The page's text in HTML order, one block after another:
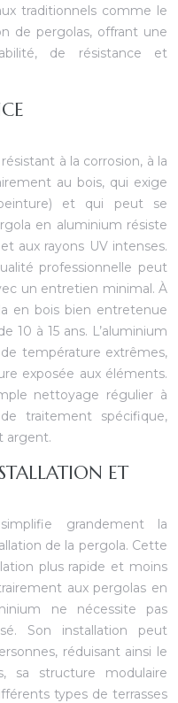
traditionnels comme le
de pergolas, offrant une
de résistance et
à la corrosion, à la
au bois, qui exige
et qui peut se
en aluminium résiste
aux rayons UV intenses.
professionnelle peut
un entretien minimal. À
en bois bien entretenue
10 à 15 ans. L’aluminium
température extrêmes,
exposée aux éléments.
nettoyage régulier à
traitement spécifique,
argent.
ET
grandement la
de la pergola. Cette
plus rapide et moins
aux pergolas en
ne nécessite pas
Son installation peut
réduisant ainsi le
sa structure modulaire
types de terrasses